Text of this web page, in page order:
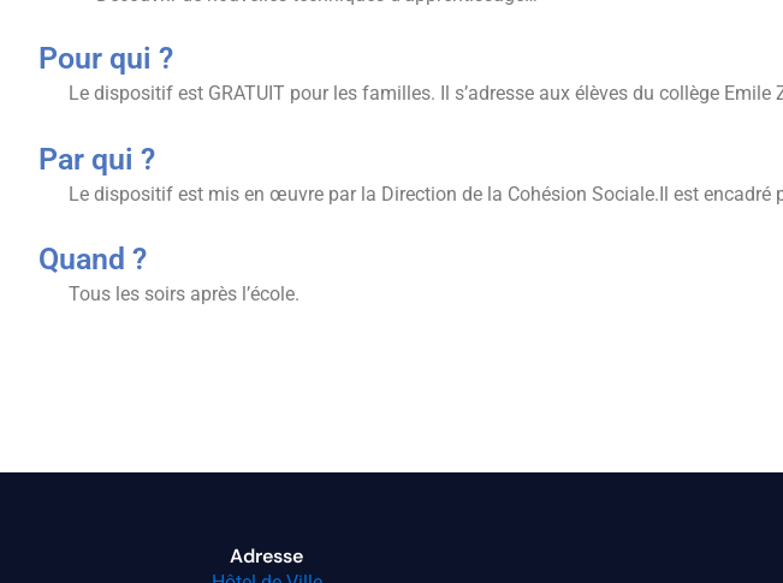
Pour qui ?
Le dispositif est GRATUIT pour les familles. Il s’adresse aux élèves du collège Emile
Par qui ?
Le dispositif est mis en œuvre par la Direction de la Cohésion Sociale.Il est
Quand ?
Tous les soirs après l’école.
Adresse